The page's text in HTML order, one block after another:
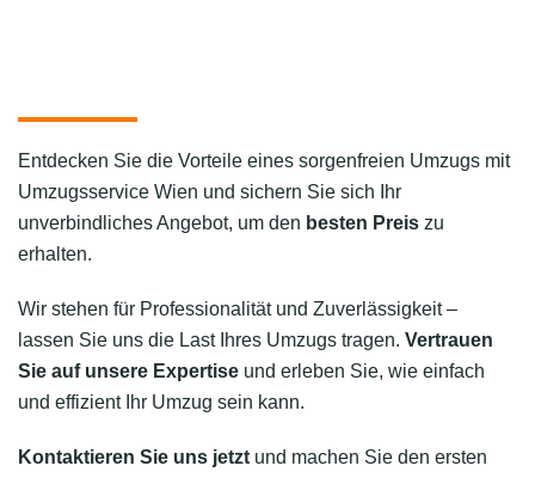
Entdecken Sie die Vorteile eines sorgenfreien Umzugs mit
Umzugsservice Wien und sichern Sie sich Ihr
unverbindliches Angebot, um den besten Preis zu
erhalten.
Wir stehen für Professionalität und Zuverlässigkeit –
lassen Sie uns die Last Ihres Umzugs tragen. Vertrauen
Sie auf unsere Expertise und erleben Sie, wie einfach
und effizient Ihr Umzug sein kann.
Kontaktieren Sie uns jetzt und machen Sie den ersten